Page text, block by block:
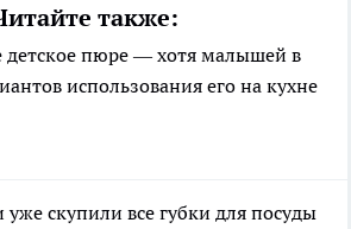
также:
детское пюре — хотя малышей в
использования его на кухне
скупили все губки для посуды